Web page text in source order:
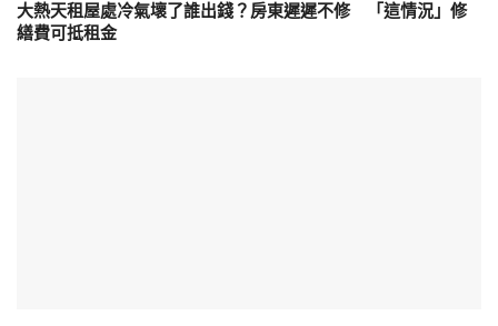
大熱天租屋處冷氣壞了誰出錢？房東遲遲不修 「這情況」修
繕費可抵租金